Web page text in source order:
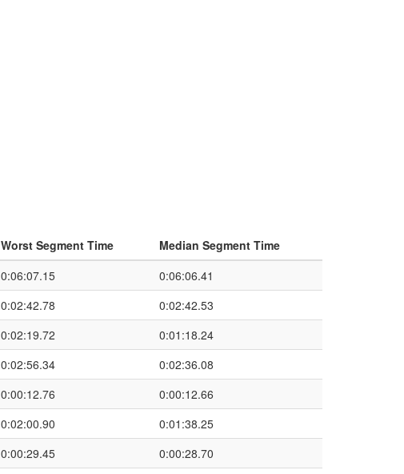
Worst Segment Time
Median Segment Time
0:06:07.15
0:06:06.41
0:02:42.78
0:02:42.53
0:02:19.72
0:01:18.24
0:02:56.34
0:02:36.08
0:00:12.76
0:00:12.66
0:02:00.90
0:01:38.25
0:00:29.45
0:00:28.70